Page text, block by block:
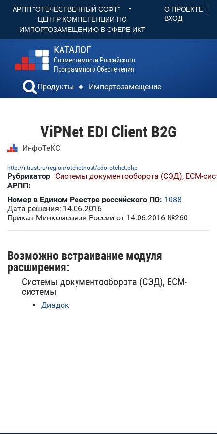
АРПП "ОТЕЧЕСТВЕННЫЙ СОФТ" •
ЦЕНТР КОМПЕТЕНЦИЙ ПО
ИМПОРТОЗАМЕЩЕНИЮ В СФЕРЕ ИКТ
О ПРОЕКТЕ
ВХОД
КАТАЛОГ
Совместимости Российского
Программного Обеспечения
Продукты Импортозамещение
ViPNet EDI Client B2G
ИнфоТеКС
http://iitrust.ru/region/otchetnost/edo_otchet.php
Рубрикатор
АРПП:
Системы документооборота (СЭД), ECM-
Номер в Едином Реестре российского ПО: 1088
Дата решения: 14.06.2016
Приказ Минкомсвязи России от 14.06.2016 №260
Возможно встраивание модуля
расширения:
Системы документооборота (СЭД), ECM-
системы
Диадок